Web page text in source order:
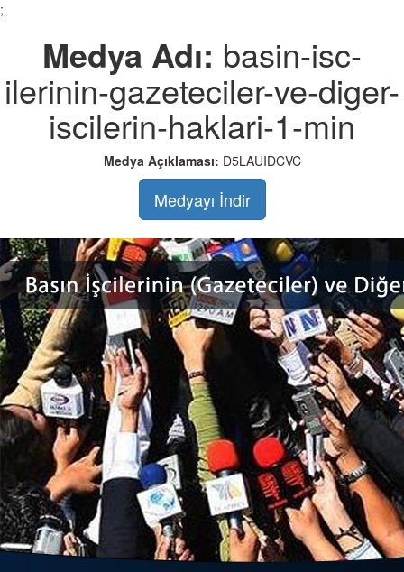
;
Medya Adı: basin-isc-
ilerinin-gazeteciler-ve-diger-
iscilerin-haklari-1-min
Medya Açıklaması: D5LAUIDCVC
Medyayı İndir